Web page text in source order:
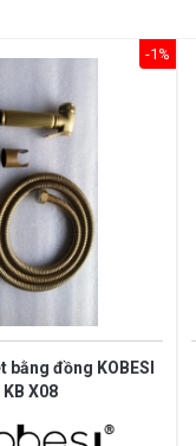
-1%
bằng đồng KOBESI
KB X08